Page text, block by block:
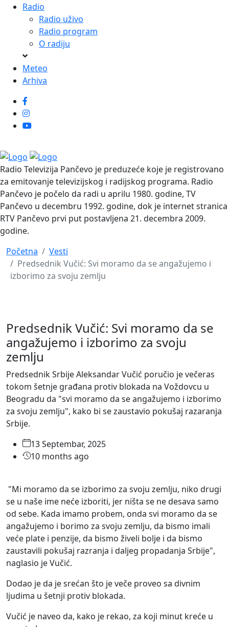
Radio
Radio uživo
Radio program
O radiju
Meteo
Arhiva
Radio Televizija Pančevo je preduzeće koje je registrovano
za emitovanje televizijskog i radijskog programa. Radio
Pančevo je počelo da radi u aprilu 1980. godine, TV
Pančevo u decembru 1992. godine, dok je internet stranica
RTV Pančevo prvi put postavljena 21. decembra 2009.
godine.
Početna
Vesti
Predsednik Vučić: Svi moramo da se angažujemo i
izborimo za svoju zemlju
Predsednik Vučić: Svi moramo da se
angažujemo i izborimo za svoju
zemlju
Predsednik Srbije Aleksandar Vučić poručio je večeras
tokom šetnje građana protiv blokada na Voždovcu u
Beogradu da "svi moramo da se angažujemo i izborimo
za svoju zemlju", kako bi se zaustavio pokušaj razaranja
Srbije.
13 Septembar, 2025
10 months ago
"Mi moramo da se izborimo za svoju zemlju, niko drugi
se u naše ime neće izboriti, jer ništa se ne desava samo
od sebe. Kada imamo probem, onda svi moramo da se
angažujemo i borimo za svoju zemlju, da bismo imali
veće plate i penzije, da bismo živeli bolje i da bismo
zaustavili pokušaj razranja i daljeg propadanja Srbije",
naglasio je Vučić.
Dodao je da je srećan što je veče proveo sa divnim
ljudima u šetnji protiv blokada.
Vučić je naveo da, kako je rekao, za koji minut kreće u